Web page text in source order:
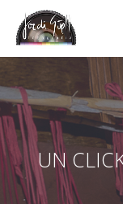
Skip
to
UN